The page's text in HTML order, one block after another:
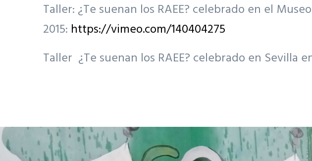
Taller: ¿Te suenan los RAEE? celebrado en el
2015: https://vimeo.com/140404275
Taller ¿Te suenan los RAEE? celebrado en Sevilla